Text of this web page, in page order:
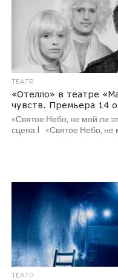
ТЕАТР
«Отелло» в театре
чувств. Премьера 14
«Святое Небо, не мой ли
сцена I «Святое Небо, не
ТЕАТР